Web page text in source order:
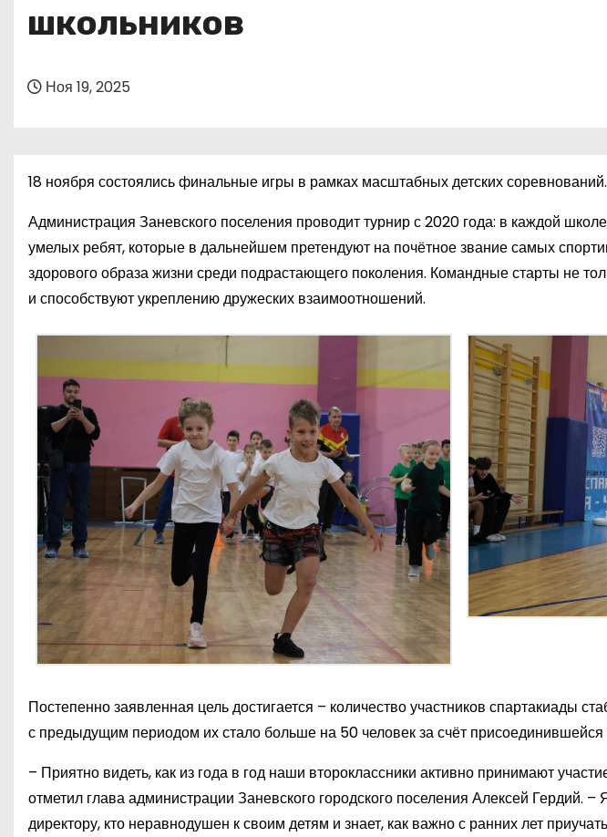
школьников
Ноя 19, 2025
18 ноября состоялись финальные игры в рамках масштабных детских соревнований.
Администрация Заневского поселения проводит турнир с 2020 года: в каждой
умелых ребят, которые в дальнейшем претендуют на почётное звание самых
здорового образа жизни среди подрастающего поколения. Командные старты не
и способствуют укреплению дружеских взаимоотношений.
Постепенно заявленная цель достигается – количество участников спартакиады
с предыдущим периодом их стало больше на 50 человек за счёт
– Приятно видеть, как из года в год наши второклассники активно принимают
отметил глава администрации Заневского городского поселения Алексей Гердий.
директору, кто неравнодушен к своим детям и знает, как важно с ранних лет